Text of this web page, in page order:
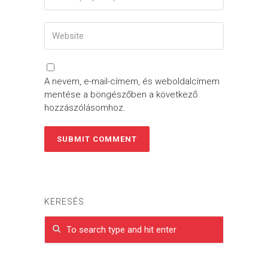
A nevem, e-mail-címem, és weboldalcímem
mentése a böngészőben a következő
hozzászólásomhoz.
KERESÉS